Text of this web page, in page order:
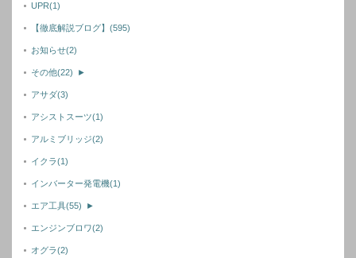
UPR(1)
【徹底解説ブログ】 (595)
お知らせ(2)
その他(22) ►
アサダ(3)
アシストスーツ(1)
アルミブリッジ(2)
イクラ(1)
インバーター発電機(1)
エア工具(55) ►
エンジンブロワ(2)
オグラ(2)